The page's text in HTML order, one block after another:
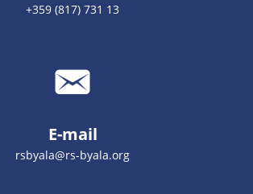
+359 (817) 731 13
E-mail
rsbyala@rs-byala.org